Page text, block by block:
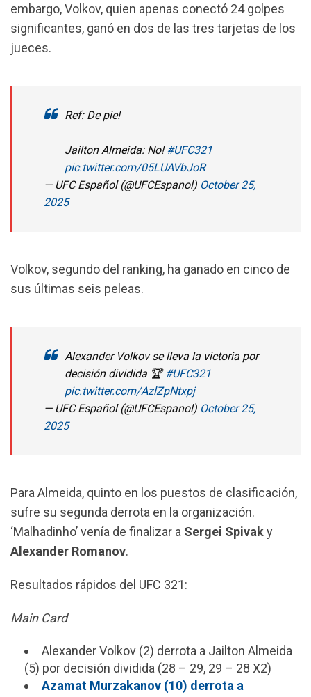
embargo, Volkov, quien apenas conectó 24 golpes
significantes, ganó en dos de las tres tarjetas de los
jueces.
Ref: De pie!
Jailton Almeida: No!#UFC321
pic.twitter.com/05LUAVbJoR
— UFC Español (@UFCEspanol) October 25,
2025
Volkov, segundo del ranking, ha ganado en cinco de
sus últimas seis peleas.
Alexander Volkov se lleva la victoria por
decisión dividida 🏆#UFC321
pic.twitter.com/AzlZpNtxpj
— UFC Español (@UFCEspanol) October 25,
2025
Para Almeida, quinto en los puestos de clasificación,
sufre su segunda derrota en la organización.
‘Malhadinho’ venía de finalizar a Sergei Spivaky
Alexander Romanov.
Resultados rápidos del UFC 321:
Main Card
Alexander Volkov (2) derrota a Jailton Almeida
(5) por decisión dividida (28 – 29, 29 – 28 X2)
Azamat Murzakanov (10) derrota a